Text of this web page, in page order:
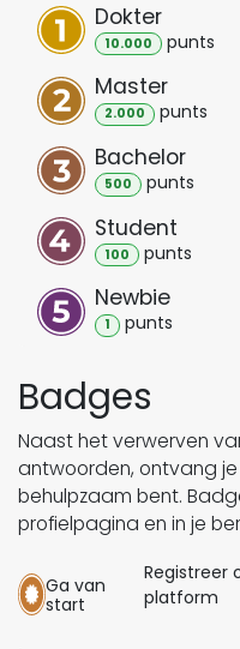
Dokter
10.000 punts
Master
2.000 punts
Bachelor
500 punts
Student
100 punts
Newbie
1 punts
Badges
Naast het verwerven
antwoorden, ontvang
behulpzaam bent.
profielpagina en in je
Ga van
start
Registreer
platform